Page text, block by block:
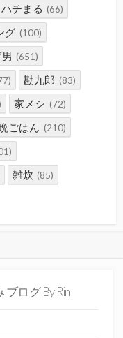
ハチまる (66)
グ (100)
(651)
勘九郎 (83)
家メシ (72)
ごはん (210)
雑炊 (85)
ブログ By Rin